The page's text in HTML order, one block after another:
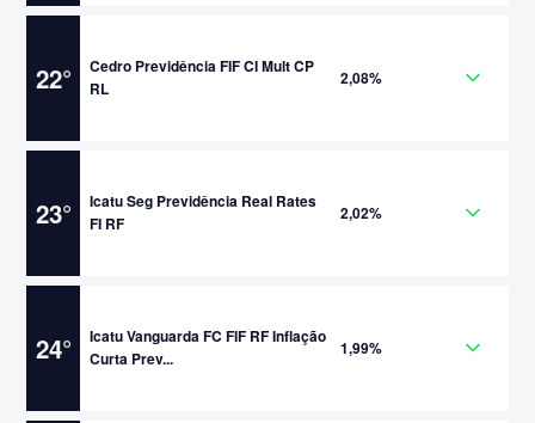
22°
Cedro Previdência FIF CI Mult CP
RL
2,08%
23°
Icatu Seg Previdência Real Rates
FI RF
2,02%
24°
Icatu Vanguarda FC FIF RF Inflação
Curta Prev...
1,99%